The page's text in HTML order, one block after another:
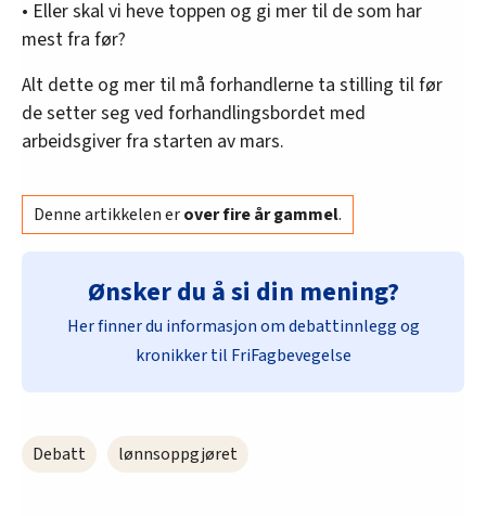
• Eller skal vi heve toppen og gi mer til de som har
mest fra før?
Alt dette og mer til må forhandlerne ta stilling til før
de setter seg ved forhandlingsbordet med
arbeidsgiver fra starten av mars.
Denne artikkelen erover fire år gammel.
Ønsker du å si din mening?
Her finner du informasjon om debattinnlegg og
kronikker til FriFagbevegelse
Debatt lønnsoppgjøret